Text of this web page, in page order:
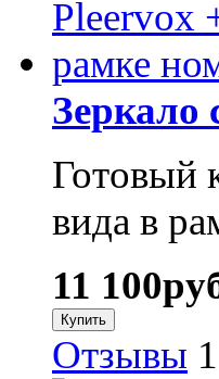
Зеркало
Готовый
вида в
11 100
Отзывы 1